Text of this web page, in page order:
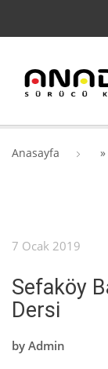
SRC &
BLOG
Anasayfa »
7 Ocak 2019
Sefaköy
Dersi
by Admin